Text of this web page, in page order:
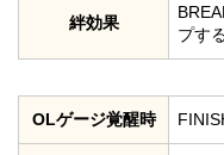
絆効果
プす
OLゲージ覚醒時